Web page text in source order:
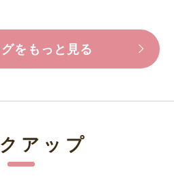
をもっと見る
アップ